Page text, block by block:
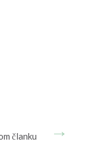
članku
Svi misle da